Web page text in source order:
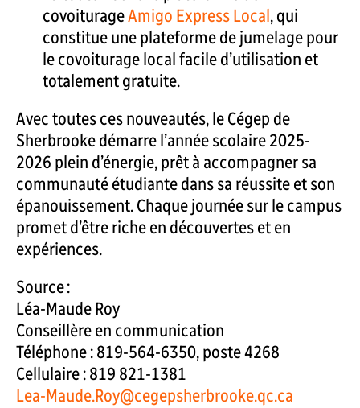
covoiturageAmigo Express Local, qui
constitue une plateforme de jumelage pour
le covoiturage local facile d’utilisation et
totalement gratuite.
Avec toutes ces nouveautés, le Cégep de
Sherbrooke démarre l’année scolaire 2025-
2026 plein d’énergie, prêt à accompagner sa
communauté étudiante dans sa réussite et son
épanouissement. Chaque journée sur le campus
promet d’être riche en découvertes et en
expériences.
Source :
Léa-Maude Roy
Conseillère en communication
Téléphone : 819-564-6350, poste 4268
Cellulaire : 819 821-1381
Lea-Maude.Roy@cegepsherbrooke.qc.ca